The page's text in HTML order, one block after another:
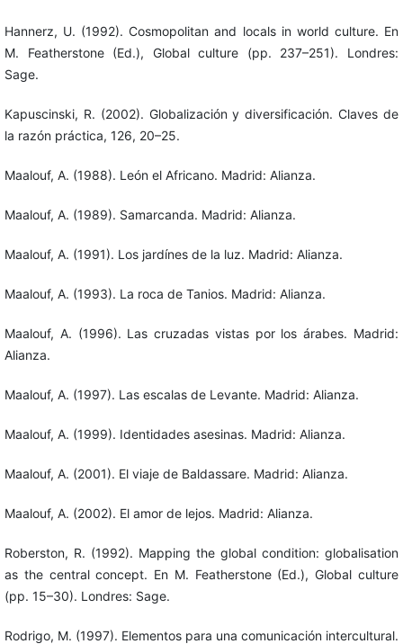
Hannerz, U. (1992). Cosmopolitan and locals in world culture. En
M. Featherstone (Ed.), Global culture (pp. 237–251). Londres:
Sage.
Kapuscinski, R. (2002). Globalización y diversificación. Claves de
la razón práctica, 126, 20–25.
Maalouf, A. (1988). León el Africano. Madrid: Alianza.
Maalouf, A. (1989). Samarcanda. Madrid: Alianza.
Maalouf, A. (1991). Los jardínes de la luz. Madrid: Alianza.
Maalouf, A. (1993). La roca de Tanios. Madrid: Alianza.
Maalouf, A. (1996). Las cruzadas vistas por los árabes. Madrid:
Alianza.
Maalouf, A. (1997). Las escalas de Levante. Madrid: Alianza.
Maalouf, A. (1999). Identidades asesinas. Madrid: Alianza.
Maalouf, A. (2001). El viaje de Baldassare. Madrid: Alianza.
Maalouf, A. (2002). El amor de lejos. Madrid: Alianza.
Roberston, R. (1992). Mapping the global condition: globalisation
as the central concept. En M. Featherstone (Ed.), Global culture
(pp. 15–30). Londres: Sage.
Rodrigo, M. (1997). Elementos para una comunicación intercultural.